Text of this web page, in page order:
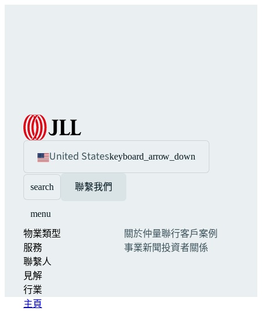
United Stateskeyboard_arrow_down
search 聯繫我們
menu
物業類型
服務
聯繫人
見解
行業
關於仲量聯行客戶案例
事業新聞投資者關係
主頁